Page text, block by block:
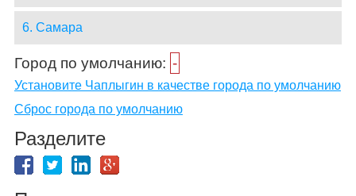
6. Самара
Город по умолчанию: -
Установите Чаплыгин в качестве города по умолчанию
Сброс города по умолчанию
Разделите